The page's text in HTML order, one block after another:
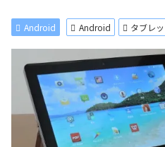
Android Android タブレ